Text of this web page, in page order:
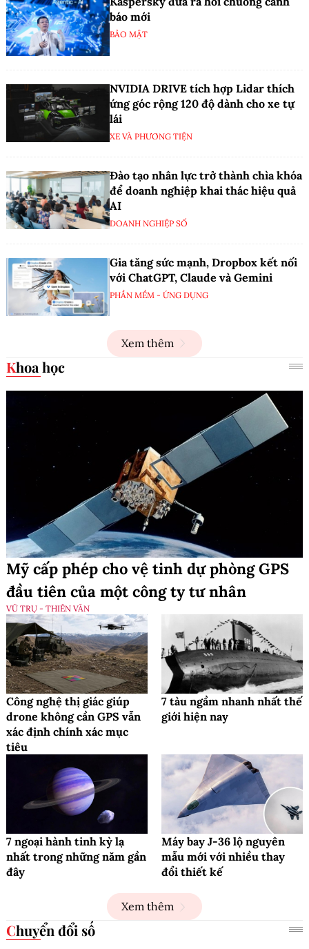
báo mới
BẢO MẬT
NVIDIA DRIVE tích hợp Lidar thích
ứng góc rộng 120 độ dành cho xe tự
lái
XE VÀ PHƯƠNG TIỆN
Đào tạo nhân lực trở thành chìa khóa
để doanh nghiệp khai thác hiệu quả
AI
DOANH NGHIỆP SỐ
Gia tăng sức mạnh, Dropbox kết nối
với ChatGPT, Claude và Gemini
PHẦN MỀM - ỨNG DỤNG
Xem thêm
Khoa học
Mỹ cấp phép cho vệ tinh dự phòng GPS
đầu tiên của một công ty tư nhân
VŨ TRỤ - THIÊN VĂN
Công nghệ thị giác giúp
drone không cần GPS vẫn
xác định chính xác mục
tiêu
7 tàu ngầm nhanh nhất thế
giới hiện nay
7 ngoại hành tinh kỳ lạ
nhất trong những năm gần
đây
Máy bay J-36 lộ nguyên
mẫu mới với nhiều thay
đổi thiết kế
Xem thêm
Chuyển đổi số